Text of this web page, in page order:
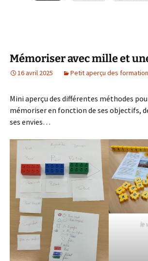
Mémoriser avec mille et
16 avril 2025 Petit aperçu des
Mini aperçu des différentes méthodes
mémoriser en fonction de ses objectifs,
ses envies…
le